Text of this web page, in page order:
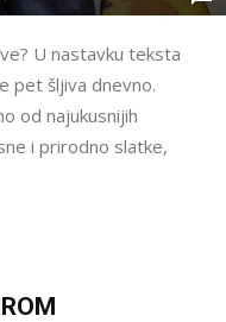
U nastavku teksta
pet šljiva dnevno.
od najukusnijih
i prirodno slatke,